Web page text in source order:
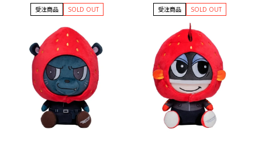
受注商品 SOLD OUT 受注商品 SOLD OUT